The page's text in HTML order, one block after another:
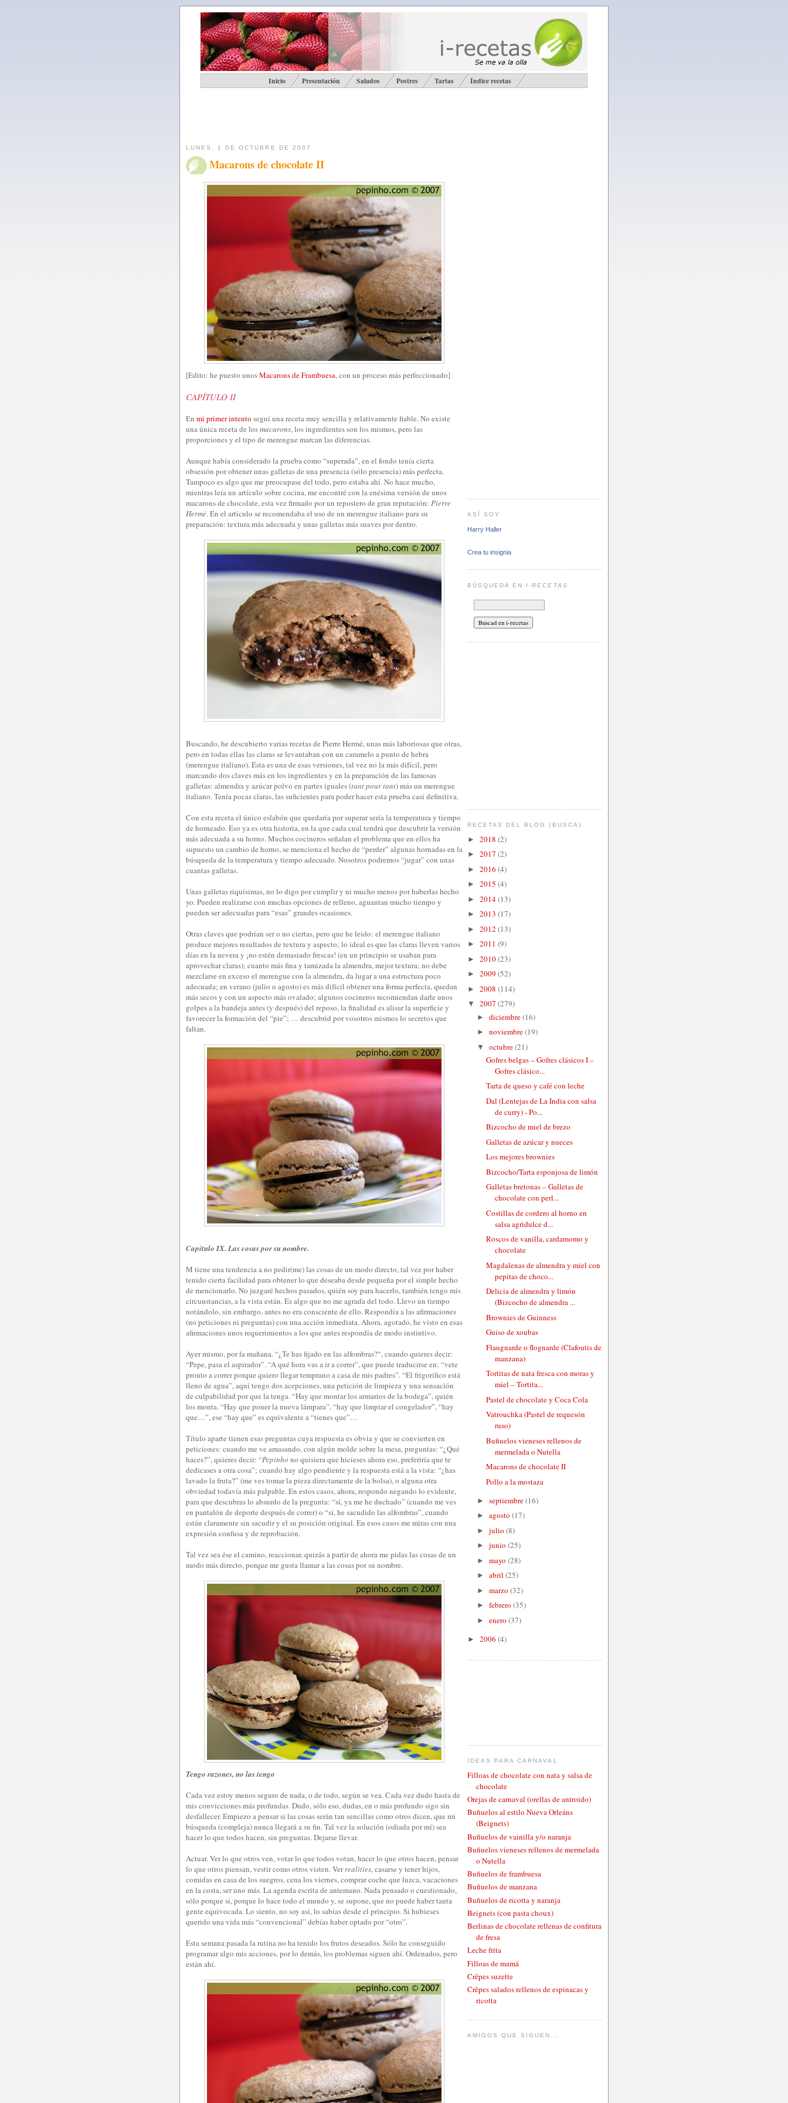
Inicio Presentación Salados Postres Tartas Índice recetas
LUNES, 1 DE OCTUBRE DE 2007
Macarons de chocolate II
[Edito: he puesto unosMacarons de Frambuesa, con un proceso más perfeccionado]
CAPÍTULO II
En mi primer intento seguí una receta muy sencilla y relativamente fiable. No existe
una única receta de losmacarons, los ingredientes son los mismos, pero las
proporciones y el tipo de merengue marcan las diferencias.
Aunque había considerado la prueba como “superada”, en el fondo tenía cierta
obsesión por obtener unas galletas de una presencia (sólo presencia) más perfecta.
Tampoco es algo que me preocupase del todo, pero estaba ahí. No hace mucho,
mientras leía un artículo sobre cocina, me encontré con la enésima versión de unos
macarons de chocolate, esta vez firmado por un repostero de gran reputación: Pierre
Hermé. En el artículo se recomendaba el uso de un merengue italiano para su
preparación: textura más adecuada y unas galletas más suaves por dentro.
Buscando, he descubierto varias recetas de Pierre Hermé, unas más laboriosas que otras,
pero en todas ellas las claras se levantaban con un caramelo a punto de hebra
(merengue italiano). Ésta es una de esas versiones, tal vez no la más difícil, pero
marcando dos claves más en los ingredientes y en la preparación de las famosas
galletas: almendra y azúcar polvo en partes iguales (tant pour tant) más un merengue
italiano. Tenía pocas claras, las suficientes para poder hacer esta prueba casi definitiva.
Con esta receta el único eslabón que quedaría por superar sería la temperatura y tiempo
de horneado. Eso ya es otra historia, en la que cada cual tendrá que descubrir la versión
más adecuada a su horno. Muchos cocineros señalan el problema que en ellos ha
supuesto un cambio de horno, se menciona el hecho de “perder” algunas hornadas en la
búsqueda de la temperatura y tiempo adecuado. Nosotros podremos “jugar” con unas
cuantas galletas.
Unas galletas riquísimas, no lo digo por cumplir y ni mucho menos por haberlas hecho
yo. Pueden realizarse con muchas opciones de relleno, aguantan mucho tiempo y
pueden ser adecuadas para “esas” grandes ocasiones.
Otras claves que podrían ser o no ciertas, pero que he leído: el merengue italiano
produce mejores resultados de textura y aspecto; lo ideal es que las claras lleven varios
días en la nevera y ¡no estén demasiado frescas! (en un principio se usaban para
aprovechar claras); cuanto más fina y tamizada la almendra, mejor textura; no debe
mezclarse en exceso el merengue con la almendra, da lugar a una estructura poco
adecuada; en verano (julio o agosto) es más difícil obtener una forma perfecta, quedan
más secos y con un aspecto más ovalado; algunos cocineros recomiendan darle unos
golpes a la bandeja antes (y después) del reposo, la finalidad es alisar la superficie y
favorecer la formación del “pie”; … descubrid por vosotros mismos lo secretos que
faltan.
Capitulo IX. Las cosas por su nombre.
M tiene una tendencia a no pedir(me) las cosas de un modo directo, tal vez por haber
tenido cierta facilidad para obtener lo que deseaba desde pequeña por el simple hecho
de mencionarlo. No juzgaré hechos pasados, quién soy para hacerlo, también tengo mis
circunstancias, a la vista están. Es algo que no me agrada del todo. Llevo un tiempo
notándolo, sin embargo, antes no era consciente de ello. Respondía a las afirmaciones
(no peticiones ni preguntas) con una acción inmediata. Ahora, agotado, he visto en esas
afirmaciones unos requerimientos a los que antes respondía de modo instintivo.
Ayer mismo, por la mañana. “¿Te has fijado en las alfombras?“, cuando quieres decir:
“Pepe, pasa el aspirador”. “A qué hora vas a ir a correr”, que puede traducirse en: “vete
pronto a correr porque quiero llegar temprano a casa de mis padres”. “El frigorífico está
lleno de agua”, aquí tengo dos acepciones, una petición de limpieza y una sensación
de culpabilidad por que la tenga. “Hay que montar los armarios de la bodega”, quién
los monta. “Hay que poner la nueva lámpara”, “hay que limpiar el congelador”, “hay
que…”, ese “hay que” es equivalente a “tienes que”…
Título aparte tienen esas preguntas cuya respuesta es obvia y que se convierten en
peticiones: cuando me ve amasando, con algún molde sobre la mesa, preguntas: “¿Qué
haces?”, quieres decir: “Pepinho no quisiera que hicieses ahora eso, preferiría que te
dedicases a otra cosa”; cuando hay algo pendiente y la respuesta está a la vista: “¿has
lavado la fruta?” (me ves tomar la pieza directamente de la bolsa), o alguna otra
obviedad todavía más palpable. En estos casos, ahora, respondo negando lo evidente,
para que descubras lo absurdo de la pregunta: “sí, ya me he duchado” (cuando me ves
en pantalón de deporte después de correr) o “sí, he sacudido las alfombras”, cuando
están claramente sin sacudir y el su posición original. En esos casos me miras con una
expresión confusa y de reprobación.
Tal vez sea ése el camino, reaccionar, quizás a partir de ahora me pidas las cosas de un
modo más directo, porque me gusta llamar a las cosas por su nombre.
Tengo razones, no las tengo
Cada vez estoy menos seguro de nada, o de todo, según se vea. Cada vez dudo hasta de
mis convicciones más profundas. Dudo, sólo eso, dudas, en o más profundo sigo sin
desfallecer. Empiezo a pensar si las cosas serán tan sencillas como otros dicen, que mi
búsqueda (compleja) nunca llegará a su fin. Tal vez la solución (odiada por mí) sea
hacer lo que todos hacen, sin preguntas. Dejarse llevar.
Actuar. Ver lo que otros ven, votar lo que todos votan, hacer lo que otros hacen, pensar
lo que otros piensan, vestir como otros visten. Verrealities, casarse y tener hijos,
comidas en casa de los suegros, cena los viernes, comprar coche que luzca, vacaciones
en la costa, ser uno más. La agenda escrita de antemano. Nada pensado o cuestionado,
sólo porque sí, porque lo hace todo el mundo y, se supone, que no puede haber tanta
gente equivocada. Lo siento, no soy así, lo sabías desde el principio. Si hubieses
querido una vida más “convencional” debías haber optado por “otro”.
Esta semana pasada la rutina no ha tenido los frutos deseados. Sólo he conseguido
programar algo mis acciones, por lo demás, los problemas siguen ahí. Ordenados, pero
están ahí.
ASÍ SOY
Harry Haller
Crea tu insignia
BÚSQUEDA ENI-RECETAS
RECETAS DEL BLOG (BUSCA)
► 2018 (2)
► 2017 (2)
► 2016 (4)
► 2015 (4)
► 2014(13)
► 2013 (17)
► 2012 (13)
► 2011 (9)
► 2010(23)
► 2009 (52)
► 2008 (114)
▼ 2007 (279)
► diciembre(16)
► noviembre(19)
▼ octubre(21)
Gofres belgas – Gofres clásicos I –
Gofres clásico...
Tarta de queso y café con leche
Dal (Lentejas de La India con salsa
de curry) - Po...
Bizcocho de miel de brezo
Galletas de azúcar y nueces
Los mejores brownies
Bizcocho/Tarta esponjosa de limón
Galletas bretonas – Galletas de
chocolate con perl...
Costillas de cordero al horno en
salsa agridulce d...
Roscos de vanilla, cardamomo y
chocolate
Magdalenas de almendra y miel con
pepitas de choco...
Delicia de almendra y limón
(Bizcocho de almendra ...
Brownies de Guinness
Guiso de xoubas
Flaugnarde o flognarde (Clafoutis de
manzana)
Tortitas de nata fresca con moras y
miel – Tortita...
Pastel de chocolate y Coca Cola
Vatrouchka (Pastel de requesón
ruso)
Buñuelos vieneses rellenos de
mermelada o Nutella
Macarons de chocolate II
Pollo a la mostaza
► septiembre(16)
► agosto (17)
► julio (8)
► junio (25)
► mayo (28)
► abril (25)
► marzo (32)
► febrero (35)
► enero (37)
► 2006 (4)
IDEAS PARA CARNAVAL
Filloas de chocolate con nata y salsa de
chocolate
Orejas de carnaval (orellas de antroido)
Buñuelos al estilo Nueva Orleáns
(Beignets)
Buñuelos de vainilla y/o naranja
Buñuelos vieneses rellenos de mermelada
o Nutella
Buñuelos de frambuesa
Buñuelos de manzana
Buñuelos de ricotta y naranja
Beignets (con pasta choux)
Berlinas de chocolate rellenas de confitura
de fresa
Leche frita
Filloas de mamá
Crêpes suzette
Crêpes salados rellenos de espinacas y
ricotta
AMIGOS QUE SIGUEN...